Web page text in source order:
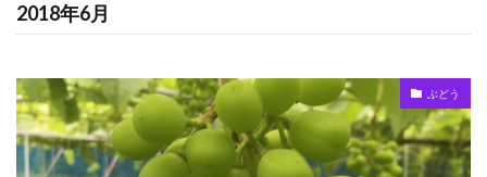
2018年6月
ぶどう